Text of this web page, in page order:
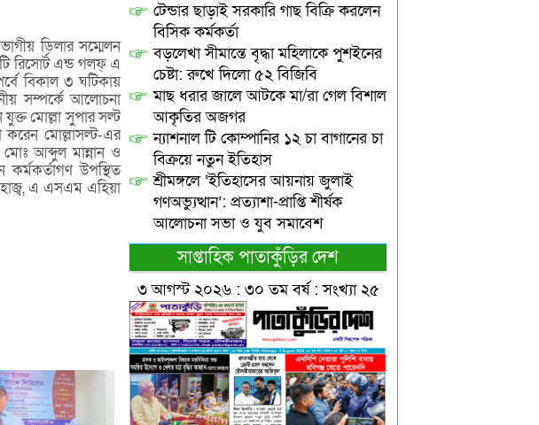
ডিলার সম্মেলন
রিসোর্ট এন্ড গলফ্ এ
বিকাল ৩ ঘটিকায়
সম্পর্কে আলোচনা
মোল্লা সুপার সল্ট
করেন মোল্লাসল্ট-এর
আব্দুল মান্নান ও
কর্মকর্তাগণ উপস্থিত
এ এসএম এহিয়া
টেন্ডার ছাড়াই সরকারি গাছ বিক্রি করলেন
বিসিক কর্মকর্তা
বড়লেখা সীমান্তে বৃদ্ধা মহিলাকে পুশইনের
চেষ্টা: রুখে দিলো ৫২ বিজিবি
মাছ ধরার জালে আটকে মা/রা গেল বিশাল
আকৃতির অজগর
ন্যাশনাল টি কোম্পানির ১২ চা বাগানের চা
বিক্রয়ে নতুন ইতিহাস
শ্রীমঙ্গলে ‘ইতিহাসের আয়নায় জুলাই
গণঅভ্যুত্থান’: প্রত্যাশা-প্রাপ্তি শীর্ষক
আলোচনা সভা ও যুব সমাবেশ
সাপ্তাহিক পাতাকুঁড়ির দেশ
৩ আগস্ট ২০২৬ : ৩০ তম বর্ষ : সংখ্যা ২৫